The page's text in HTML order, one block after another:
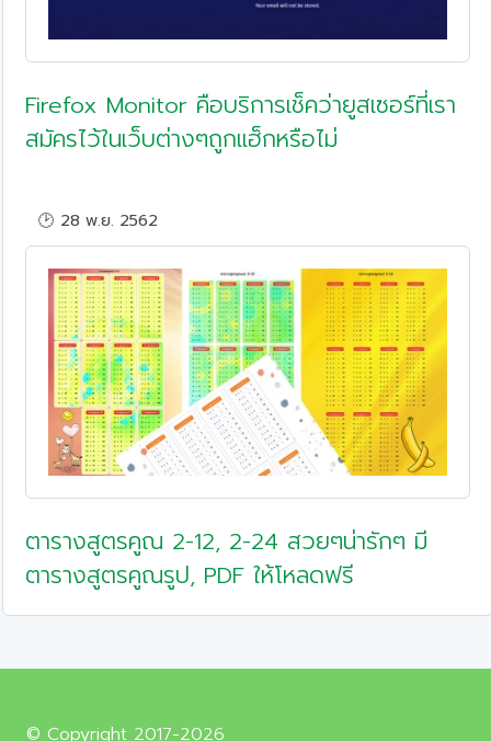
Firefox Monitor คือบริการเช็คว่ายูสเซอร์ที่เรา
สมัครไว้ในเว็บต่างๆถูกแฮ็กหรือไม่
🕑 28 พ.ย. 2562
ตารางสูตรคูณ 2-12, 2-24 สวยๆน่ารักๆ มี
ตารางสูตรคูณรูป, PDF ให้โหลดฟรี
© Copyright 2017-2026